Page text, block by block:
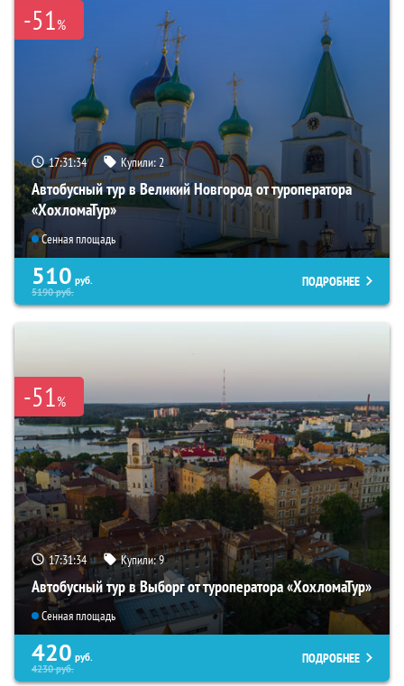
-51%
17:31:33 Купили:2
Автобусный тур в Великий Новгород от туроператора
«ХохломаТур»
Сенная площадь
510 руб.
5190руб.
ПОДРОБНЕЕ
-51%
17:31:33 Купили:9
Автобусный тур в Выборг от туроператора «ХохломаТур»
Сенная площадь
420 руб.
4230руб.
ПОДРОБНЕЕ